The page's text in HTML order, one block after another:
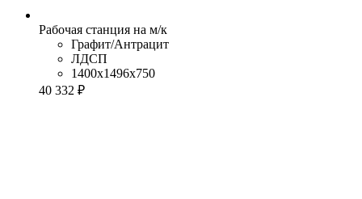
Рабочая станция на м/к
Графит/Антрацит
ЛДСП
1400x1496x750
40 332 ₽